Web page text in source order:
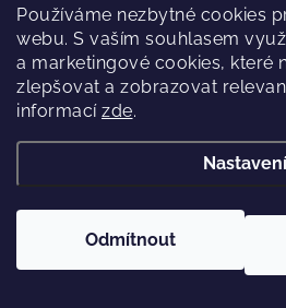
Používáme nezbytné cookies
webu. S vaším souhlasem
a marketingové cookies, které
zlepšovat a zobrazovat
informací zde.
Nastavení
Odmítnout
Sjezdové lyže Fischer THE CURV